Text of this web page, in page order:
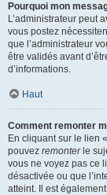
Pourquoi mon
L’administrateur peut
vous postez
que l’administrateur
être validés avant
d’informations.
Haut
Comment remonter
En cliquant sur le lien
pouvez remonterle
vous ne voyez pas ce
désactivée ou que
atteint. Il est